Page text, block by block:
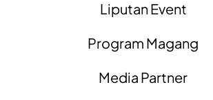
Liputan Event
Program Magang
Media Partner